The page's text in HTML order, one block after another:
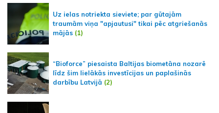
Uz ielas notriekta sieviete; par gūtajām
traumām viņa "apjautusi" tikai pēc atgriešanās
mājās (1)
“Bioforce” piesaista Baltijas biometāna nozarē
līdz šim lielākās investīcijas un paplašinās
darbību Latvijā (2)